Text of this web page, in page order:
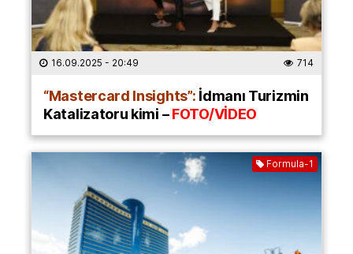
16.09.2025 - 20:49 714
“Mastercard Insights”:İdmanı Turizmin
Katalizatoru kimi –FOTO/VİDEO
Formula-1